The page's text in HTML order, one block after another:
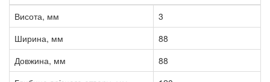
Висота, мм
3
Ширина, мм
88
Довжина, мм
88